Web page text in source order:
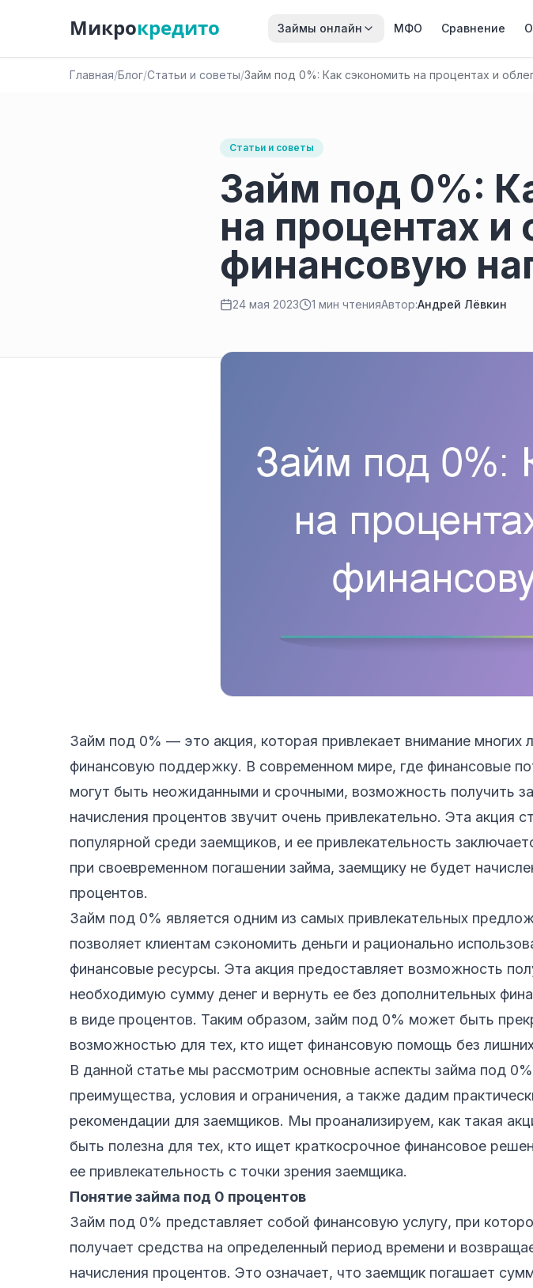
Микрокредито Займы онлайн МФО Сравнение
Главная/Блог/Статьи и советы/Займ под 0%: Как сэкономить на процентах и
Статьи и советы
Займ под 0%:
на процентах и
финансовую
24 мая 2023 1 мин чтенияАвтор:Андрей Лёвкин
Займ под 0% — это акция, которая привлекает внимание
финансовую поддержку. В современном мире, где финансовые
могут быть неожиданными и срочными, возможность получить
начисления процентов звучит очень привлекательно. Эта акция
популярной среди заемщиков, и ее привлекательность
при своевременном погашении займа, заемщику не будет
процентов.
Займ под 0% является одним из самых привлекательных
позволяет клиентам сэкономить деньги и рационально
финансовые ресурсы. Эта акция предоставляет возможность
необходимую сумму денег и вернуть ее без дополнительных
в виде процентов. Таким образом, займ под 0% может быть
возможностью для тех, кто ищет финансовую помощь без
В данной статье мы рассмотрим основные аспекты займа под
преимущества, условия и ограничения, а также дадим
рекомендации для заемщиков. Мы проанализируем, как такая
быть полезна для тех, кто ищет краткосрочное финансовое
ее привлекательность с точки зрения заемщика.
Понятие займа под 0 процентов
Займ под 0% представляет собой финансовую услугу, при
получает средства на определенный период времени и
начисления процентов. Это означает, что заемщик погашает